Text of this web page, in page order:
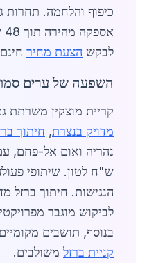
כיפוף והלחמה. תחרות
לבקש הצעת מחיר
השפעה של ערים
קריית מוצקין משרתת
מדויק בנצרת, חיתוך
ש"ח לטון. שיתופי
הנגישות. חיתוך ברזל
לביקוש מוגבר
בנוסף, תושבים
קניית ברזל משולבים.